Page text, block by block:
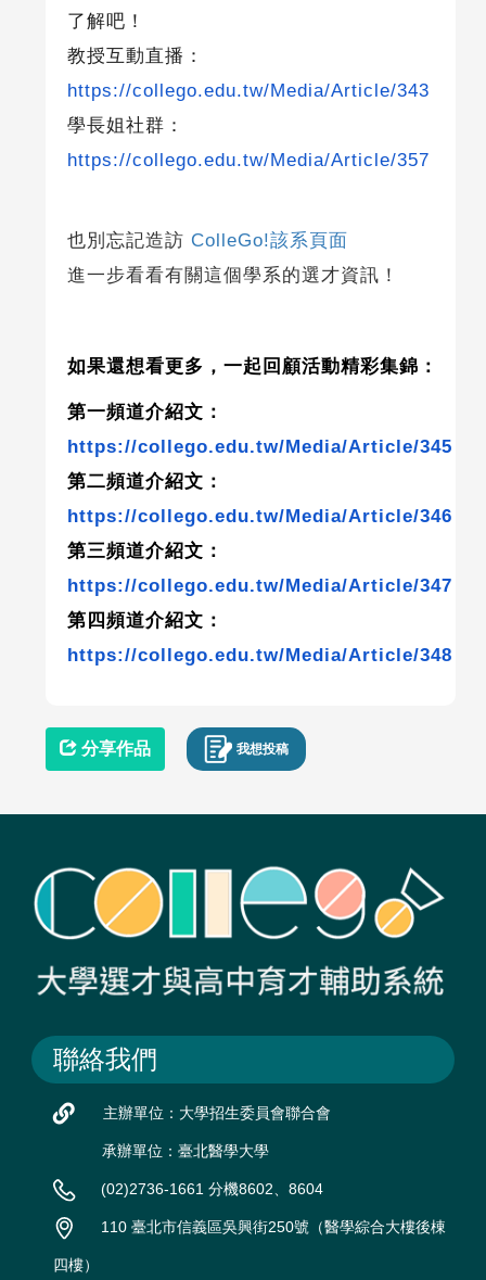
了解吧！
教授互動直播：
https://collego.edu.tw/Media/Article/343
學長姐社群：
https://collego.edu.tw/Media/Article/357
也別忘記造訪 ColleGo!該系頁面
進一步看看有關這個學系的選才資訊！
如果還想看更多，一起回顧活動精彩集錦：
第一頻道介紹文：
https://collego.edu.tw/Media/Article/345
第二頻道介紹文：
https://collego.edu.tw/Media/Article/346
第三頻道介紹文：
https://collego.edu.tw/Media/Article/347
第四頻道介紹文：
https://collego.edu.tw/Media/Article/348
分享作品 我想投稿
聯絡我們
主辦單位：大學招生委員會聯合會
承辦單位：臺北醫學大學
(02)2736-1661 分機8602、8604
110 臺北市信義區吳興街250號（醫學綜合大樓後棟
四樓）